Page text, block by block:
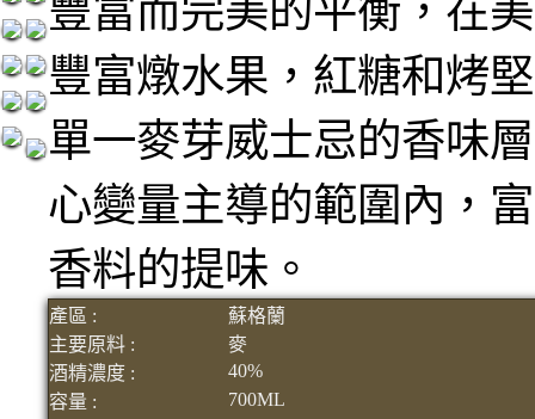
豐富而完美的平衡，在
豐富燉水果，紅糖和烤
單一麥芽威士忌的香味
心變量主導的範圍內，
香料的提味。
產區 :
蘇格蘭
主要原料 :
麥
酒精濃度 :
40%
容量 :
700ML